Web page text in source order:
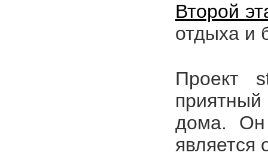
Второй
отдыха и
Проект
дома. Он